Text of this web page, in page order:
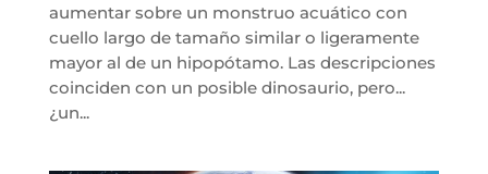
aumentar sobre un monstruo acuático con
cuello largo de tamaño similar o ligeramente
mayor al de un hipopótamo. Las descripciones
coinciden con un posible dinosaurio, pero...
¿un...